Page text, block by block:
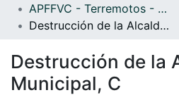
APFFVC - Terremotos - Patrimonial
Destrucción de la Alcaldía Municipal, C
Destrucción de la
Municipal, C